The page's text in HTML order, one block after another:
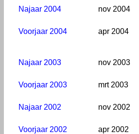
Najaar 2004
nov 2004
Voorjaar 2004
apr 2004
Najaar 2003
nov 2003
Voorjaar 2003
mrt 2003
Najaar 2002
nov 2002
Voorjaar 2002
apr 2002